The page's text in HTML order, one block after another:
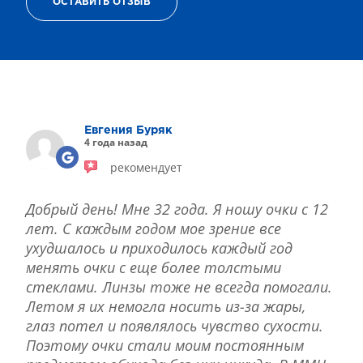
ТЕРАПИЯ САХАРНОГО ДИАБЕТА
ДЕТСКАЯ ОФТАЛЬМОЛОГИЯ
ЛЕЧЕНИЕ ЗАБОЛЕВАНИЙ СЕТЧАТКИ
ЭСТЕТИЧЕСКАЯ ХИРУРГИЯ
ОСТАВИТЬ ОТЗЫВ
Евгения Буряк
4 года назад
рекомендует
Добрый день! Мне 32 года. Я ношу очки с 12
лет. С каждым годом мое зрение все
ухудшалось и приходилось каждый год
менять очки с еще более толстыми
стеклами. Линзы тоже не всегда помогали.
Летом я их немогла носить из-за жары,
глаз потел и появлялось чувство сухости.
Поэтому очки стали моим постоянным